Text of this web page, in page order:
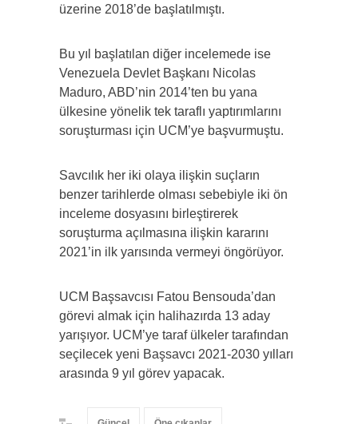
üzerine 2018’de başlatılmıştı.
Bu yıl başlatılan diğer incelemede ise
Venezuela Devlet Başkanı Nicolas
Maduro, ABD’nin 2014’ten bu yana
ülkesine yönelik tek taraflı yaptırımlarını
soruşturması için UCM’ye başvurmuştu.
Savcılık her iki olaya ilişkin suçların
benzer tarihlerde olması sebebiyle iki ön
inceleme dosyasını birleştirerek
soruşturma açılmasına ilişkin kararını
2021’in ilk yarısında vermeyi öngörüyor.
UCM Başsavcısı Fatou Bensouda’dan
görevi almak için halihazırda 13 aday
yarışıyor. UCM’ye taraf ülkeler tarafından
seçilecek yeni Başsavcı 2021-2030 yılları
arasında 9 yıl görev yapacak.